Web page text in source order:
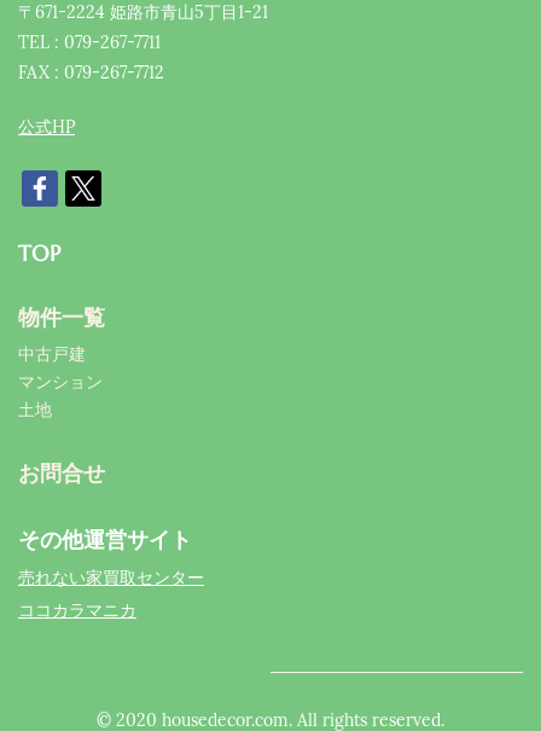
〒671-2224 姫路市青山5丁目1-21
TEL : 079-267-7711
FAX : 079-267-7712
公式HP
TOP
物件一覧
中古戸建
マンション
土地
お問合せ
その他運営サイト
売れない家買取センター
ココカラマニカ
© 2020 housedecor.com. All rights reserved.